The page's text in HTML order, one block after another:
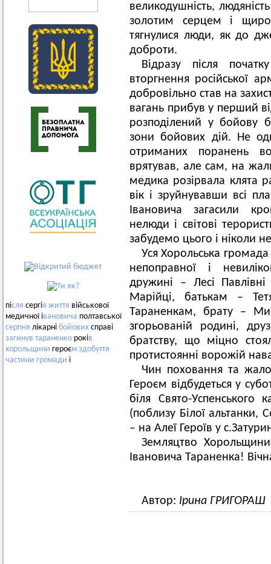
після сергія життя військової
медичної івановича полтавської
серпня лікарні бойових справі
загинув тараненко років
хорольщини героєм здобуття
частини громади і
великодушність,
золотим серцем і
тягнулися люди, як до
доброти.
Відразу після
вторгнення російської
добровільно став на
вагань прибув у перший
розподілений у бойову
зони бойових дій. Не
отриманих поранень
врятував, але сам, на
медика розірвала клята
вік і зруйнувавши всі
Івановича загасили
нелюди і світові
забудемо цього і ніколи
Уся Хорольська громада
непоправної і
дружині – Лесі
Марійці, батькам –
Тараненкам, брату –
згорьованій родині,
братству, що міцно
протистоянні ворожій
Чин поховання та
Героєм відбудеться у
біля Свято-
(поблизу Білої
– на Алеї Героїв у
Земляцтво
Івановича Тараненка!
Автор: Ірина ГРИГОРАШ